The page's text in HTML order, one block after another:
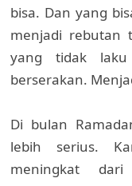
bisa. Dan yang
menjadi rebutan
yang tidak
berserakan.
Di bulan
lebih serius.
meningkat